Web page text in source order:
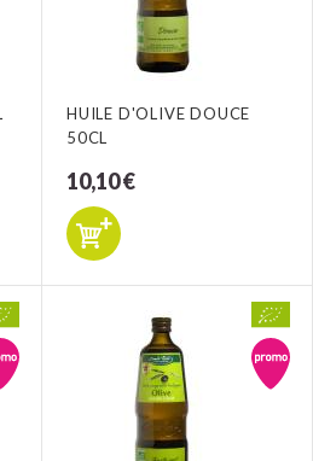
HUILE D'OLIVE DOUCE
50CL
10,10 €